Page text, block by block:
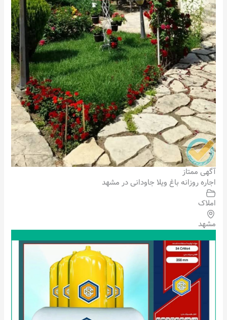
آگهی ممتاز
اجاره روزانه باغ ویلا جاودانی در مشهد
املاک
مشهد